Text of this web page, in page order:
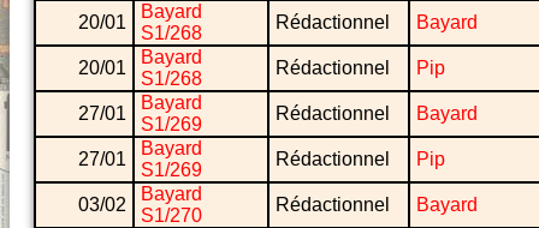
20/01
Bayard
S1/268
Rédactionnel Bayard
20/01
Bayard
S1/268
Rédactionnel Pip
27/01
Bayard
S1/269
Rédactionnel Bayard
27/01
Bayard
S1/269
Rédactionnel Pip
03/02
Bayard
S1/270
Rédactionnel Bayard